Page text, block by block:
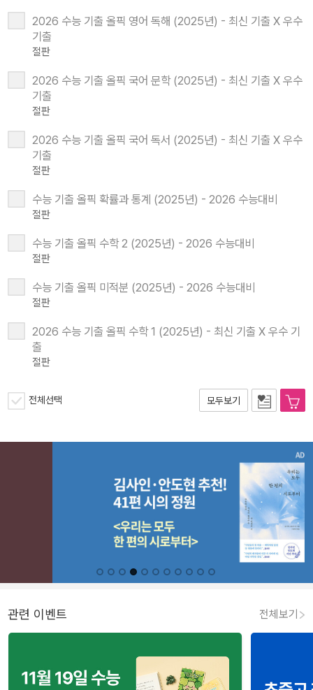
2026 수능 기출 올픽 영어 독해 (2025년) - 최신 기출 X 우수
기출
절판
2026 수능 기출 올픽 국어 문학 (2025년) - 최신 기출 X 우수
기출
절판
2026 수능 기출 올픽 국어 독서 (2025년) - 최신 기출 X 우수
기출
절판
수능 기출 올픽 확률과 통계 (2025년) - 2026 수능대비
절판
수능 기출 올픽 수학 2 (2025년) - 2026 수능대비
절판
수능 기출 올픽 미적분 (2025년) - 2026 수능대비
절판
2026 수능 기출 올픽 수학 1 (2025년) - 최신 기출 X 우수 기
출
절판
전체선택 모두보기
관련 이벤트 전체보기